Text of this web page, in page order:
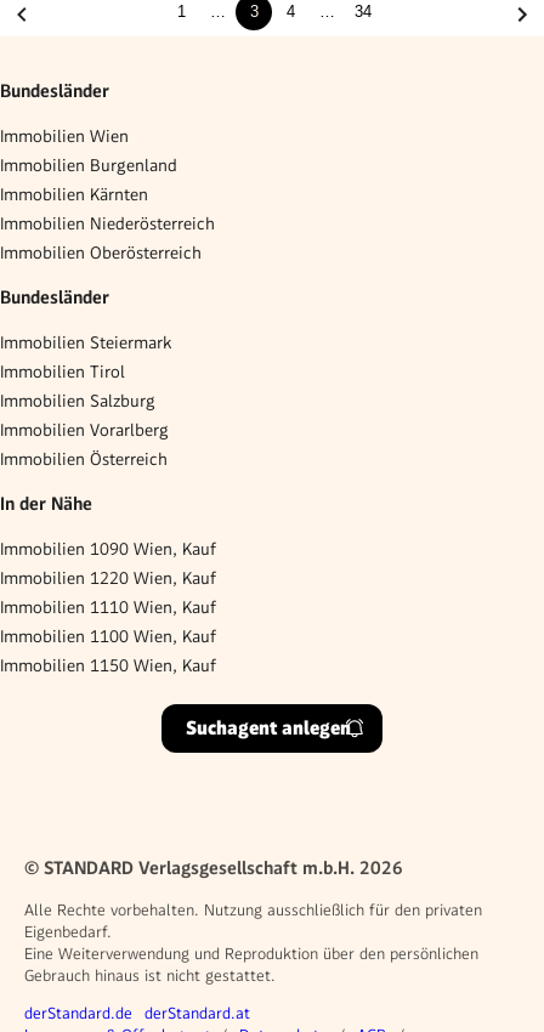
1 3 4 34
Bundesländer
Immobilien Wien
Immobilien Burgenland
Immobilien Kärnten
Immobilien Niederösterreich
Immobilien Oberösterreich
Bundesländer
Immobilien Steiermark
Immobilien Tirol
Immobilien Salzburg
Immobilien Vorarlberg
Immobilien Österreich
In der Nähe
Immobilien 1090 Wien, Kauf
Immobilien 1220 Wien, Kauf
Immobilien 1110 Wien, Kauf
Immobilien 1100 Wien, Kauf
Immobilien 1150 Wien, Kauf
Suchagent anlegen
© STANDARD Verlagsgesellschaft m.b.H. 2026
Alle Rechte vorbehalten. Nutzung ausschließlich für den privaten
Eigenbedarf.
Eine Weiterverwendung und Reproduktion über den persönlichen
Gebrauch hinaus ist nicht gestattet.
Weitere Angebote
derStandard.de derStandard.at